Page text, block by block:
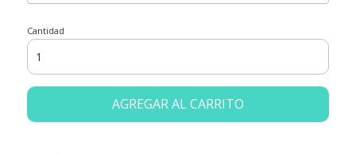
Cantidad
AGREGAR AL CARRITO